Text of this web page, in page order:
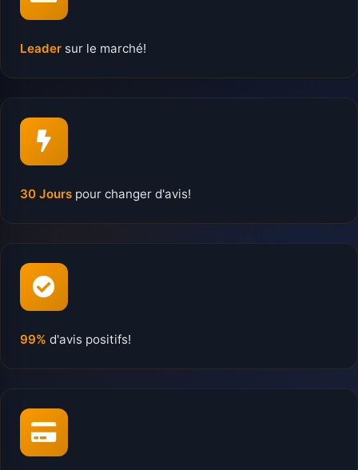
Leader sur le marché!
30 Jours pour changer d'avis!
99% d'avis positifs!